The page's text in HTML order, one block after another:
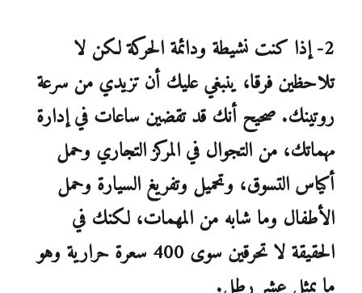
2- إذا كنت نشيطة ودائمة الحركة لكن لا
تلاحظين فرقا، ينبغي عليك أن تزيدي من سرعة
روتينك. صحيح أنك قد تقضين ساعات في إدارة
مهماتك، من التجوال في المركز التجاري وحمل
أكياس التسوق، وتحميل وتفريغ السيارة وحمل
الأطفال وما شابه من المهمات، لكنك في
الحقيقة لا تحرقين سوى 400 سعرة حرارية وهو